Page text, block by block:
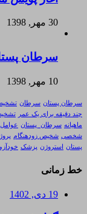
30 مهر, 1398
سرطان
10 مهر, 1398
سرطان پستان سرطان
چند دقیقه برای یک عمر
ماهیانه سرطان_پستان
شخصی شخیص زودهنگام
پستان
استروژن پزشک
خط زمانی
19 دی, 1402